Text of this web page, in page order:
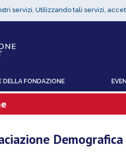
DELLA FONDAZIONE